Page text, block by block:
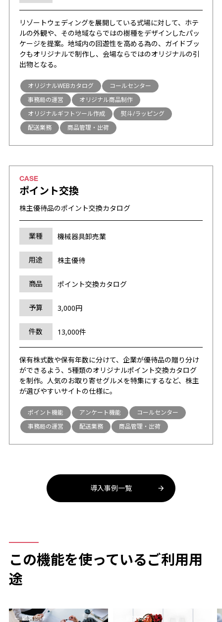
リゾートウェディングを展開している式場に対して、ホテ
ルの外観や、その地域ならではの樹種をデザインしたパッ
ケージを提案。地域内の回遊性を高める為の、ガイドブッ
クもオリジナルで制作し、会場ならではのオリジナルの引
出物となる。
オリジナルWEBカタログ
コールセンター
事務局の運営
オリジナル商品制作
オリジナルギフトツール作成
熨斗/ラッピング
配送業務
商品管理・出荷
ポイント交換
株主優待品のポイント交換カタログ
業種 機械器具卸売業
用途 株主優待
商品 ポイント交換カタログ
予算 3,000円
件数 13,000件
保有株式数や保有年数に分けて、企業が優待品の贈り分け
ができるよう、5種類のオリジナルポイント交換カタログ
を制作。人気のお取り寄せグルメを特集にするなど、株主
が選びやすいサイトの仕様に。
ポイント機能 アンケート機能
コールセンター
事務局の運営
配送業務 商品管理・出荷
導入事例一覧
この機能を使っているご利用用
途
顧客向け 顧客向け